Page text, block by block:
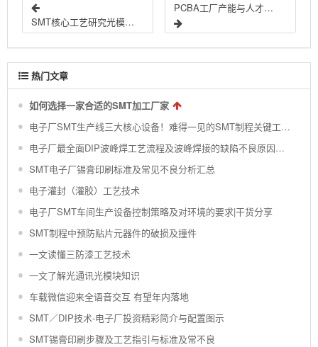
SMT核心工艺研究光模块产品与PCB失效分析技术
PCBA工厂产能与人才规划方法
热门文章
如何选择一家合适的SMT加工厂家
电子厂SMT生产线三大核心设备！难得一见的SMT制程关键工艺视频！
电子厂最全面DIP波峰焊工艺流程及波峰焊接的缺陷不良原因分析 !
SMT电子厂锡膏印刷标准及常见不良分析汇总
电子灌封（灌胶）工艺技术
电子厂SMT车间生产设备控制策略及对环境的要求|干货分享
SMT制程中预防贴片元器件的破损及撞件
一文读懂三防漆工艺技术
一文了解光通讯光模块知识
车载微信迎来全语音交互 有望年内落地
SMT／DIP技术-电子厂投资精彩简介与配置图示
SMT锡膏印刷步骤及工艺指引与标准及常不良